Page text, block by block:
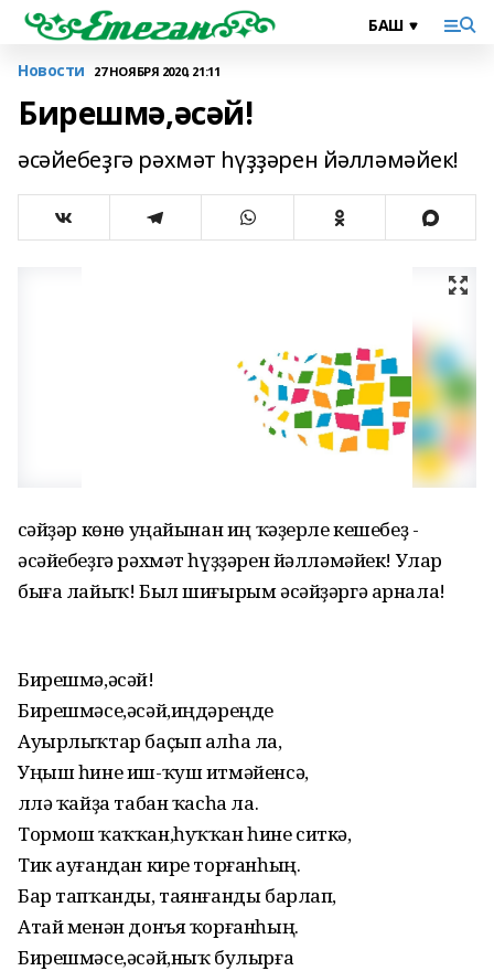
Новости 27 НОЯБРЯ 2020, 21:11
Бирешмә,әсәй!
әсәйебеҙгә рәхмәт һүҙҙәрен йәлләмәйек!
Әсәйҙәр көнө уңайынан иң ҡәҙерле кешебеҙ -
әсәйебеҙгә рәхмәт һүҙҙәрен йәлләмәйек! Улар
быға лайыҡ! Был шиғырым әсәйҙәргә арнала!
Бирешмә,әсәй!
Бирешмәсе,әсәй,иңдәреңде
Ауырлыҡтар баҫып алһа ла,
Уңыш һине иш-ҡуш итмәйенсә,
Әллә ҡайҙа табан ҡасһа ла.
Тормош ҡаҡҡан,һуҡҡан һине ситкә,
Тик ауғандан кире торғанһың.
Бар тапҡанды, таянғанды барлап,
Атай менән донъя ҡорғанһың.
Бирешмәсе,әсәй,ныҡ булырға